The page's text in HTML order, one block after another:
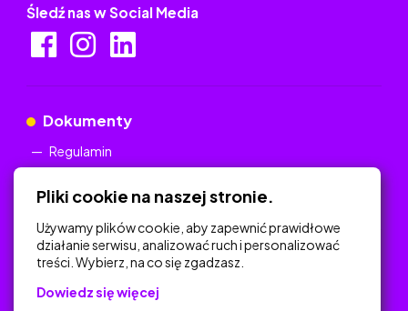
Śledź nas w Social Media
Dokumenty
Regulamin
Na skróty
Polityka Prywatności
Pliki cookie na naszej stronie.
Używamy plików cookie, aby zapewnić prawidłowe
działanie serwisu, analizować ruch i personalizować
treści. Wybierz, na co się zgadzasz.
Dowiedz się więcej